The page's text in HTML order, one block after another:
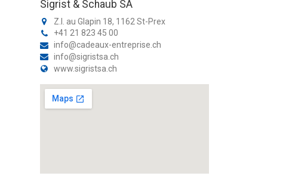
Sigrist & Schaub SA
Z.I. au Glapin 18, 1162 St-Prex
+41 21 823 45 00
info@cadeaux-entreprise.ch
info@sigristsa.ch
www.sigristsa.ch